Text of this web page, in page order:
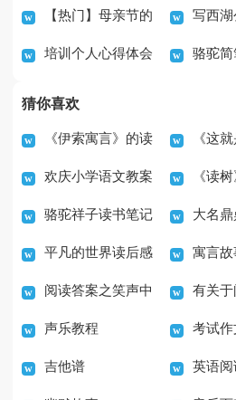
句式
篇 字
【热门】母亲节的
作文300字三篇
写西湖
（精选62
培训个人心得体会 骆驼简
猜你喜欢
《伊索寓言》的读
后心得
《这
读答案精
欢庆小学语文教案 《读
及答案
骆驼祥子读书笔记
400字（通用44篇）
大名鼎
是什么
平凡的世界读后感
范文4篇
寓言
猪》读后
阅读答案之笑声中
的雅俗之辨
有关
答案
声乐教程 考试作
吉他谱 英语阅